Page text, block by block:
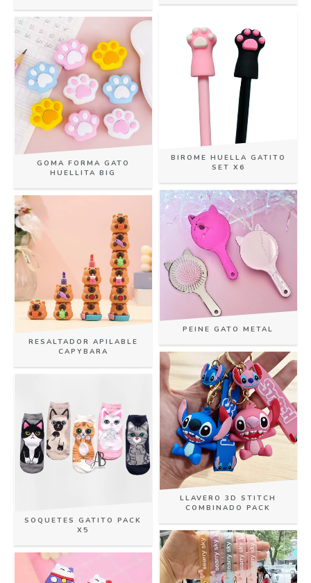
GOMA FORMA GATO
HUELLITA BIG
BIROME HUELLA GATITO
SET X6
RESALTADOR APILABLE
CAPYBARA
PEINE GATO METAL
SOQUETES GATITO PACK
X5
LLAVERO 3D STITCH
COMBINADO PACK